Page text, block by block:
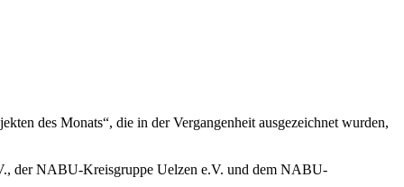
des Monats“, die in der Vergangenheit ausgezeichnet wurden,
der NABU-Kreisgruppe Uelzen e.V. und dem NABU-